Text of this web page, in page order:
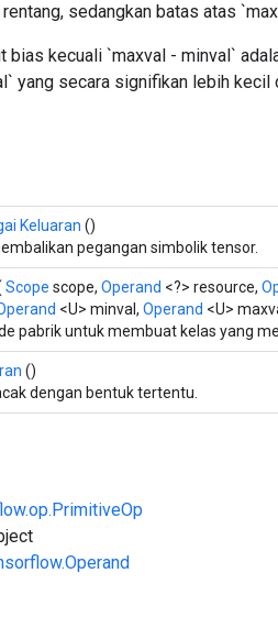
sedangkan batas atas
bias kecuali `maxval - minval`
yang secara signifikan lebih kecil
Keluaran ()
pegangan simbolik tensor.
Scope scope, Operand <?> resource,
<U> minval, Operand <U>
pabrik untuk membuat kelas yang
()
dengan bentuk tertentu.